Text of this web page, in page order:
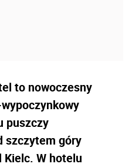
to nowoczesny
puszczy
szczytem góry
Kielc. W hotelu